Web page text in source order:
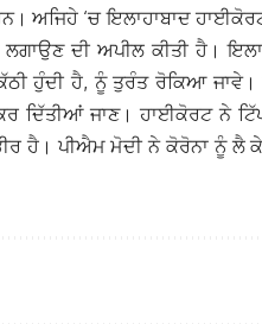
ਅਜਿਹੇ ‘ਚ ਇਲਾਹਾਬਾਦ
ਦੀ ਅਪੀਲ ਕੀਤੀ ਹੈ।
ਹੁੰਦੀ ਹੈ, ਨੂੰ ਤੁਰੰਤ ਰੋਕਿਆ
ਦਿੱਤੀਆਂ ਜਾਣ।ਹਾਈਕੋਰਟ ਨੇ
ਹੈ। ਪੀਐਮ ਮੋਦੀ ਨੇ ਕੋਰੋਨਾ ਨੂੰ ਲੈ ਕੇ